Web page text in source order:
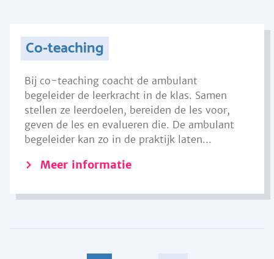
Co-teaching
Bij co-teaching coacht de ambulant
begeleider de leerkracht in de klas. Samen
stellen ze leerdoelen, bereiden de les voor,
geven de les en evalueren die. De ambulant
begeleider kan zo in de praktijk laten...
Meer informatie